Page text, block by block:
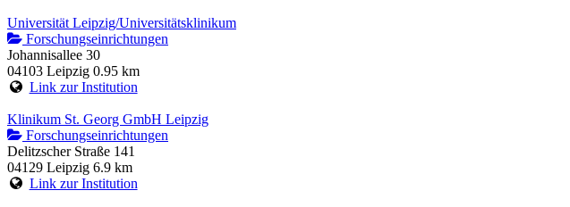
Universität Leipzig/Universitätsklinikum
Forschungseinrichtungen
Johannisallee 30
04103 Leipzig 0.95 km
Link zur Institution
Klinikum St. Georg GmbH Leipzig
Forschungseinrichtungen
Delitzscher Straße 141
04129 Leipzig 6.9 km
Link zur Institution